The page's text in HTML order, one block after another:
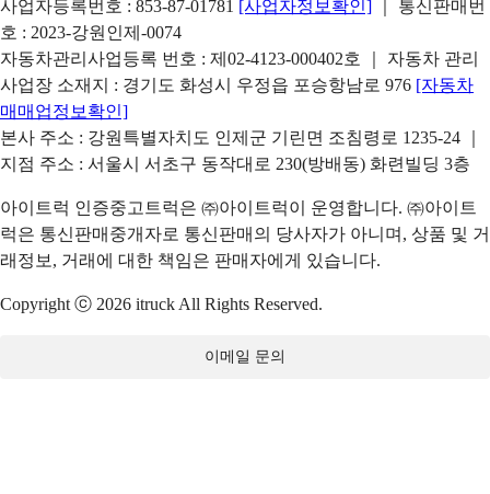
사업자등록번호 : 853-87-01781 [사업자정보확인]
｜ 통신판매번
호 : 2023-강원인제-0074
자동차관리사업등록 번호 : 제02-4123-000402호 ｜ 자동차 관리
사업장 소재지 : 경기도 화성시 우정읍 포승항남로 976 [자동차
매매업정보확인]
본사 주소 : 강원특별자치도 인제군 기린면 조침령로 1235-24 ｜
지점 주소 : 서울시 서초구 동작대로 230(방배동) 화련빌딩 3층
아이트럭 인증중고트럭은 ㈜아이트럭이 운영합니다. ㈜아이트
럭은 통신판매중개자로 통신판매의 당사자가 아니며, 상품 및 거
래정보, 거래에 대한 책임은 판매자에게 있습니다.
Copyright ⓒ 2026 itruck All Rights Reserved.
이메일 문의